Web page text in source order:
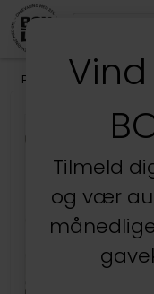
Produkter /BOXdeLUX
Kun hos BOXdeLUX
Vind
Tilmeld
og vær